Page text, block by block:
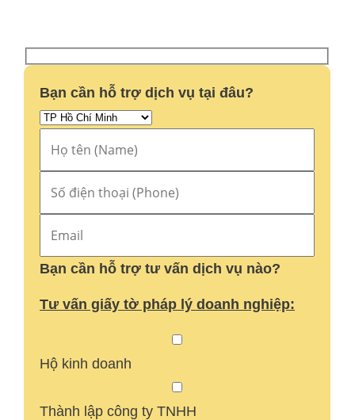
Bạn cần hỗ trợ dịch vụ tại đâu?
Bạn cần hỗ trợ tư vấn dịch vụ nào?
Tư vấn giấy tờ pháp lý doanh nghiệp:
Hộ kinh doanh
Thành lập công ty TNHH